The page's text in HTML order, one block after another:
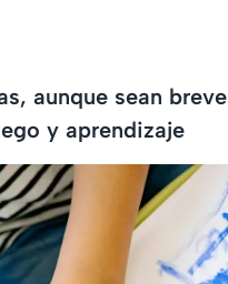
aunque sean
y aprendizaje